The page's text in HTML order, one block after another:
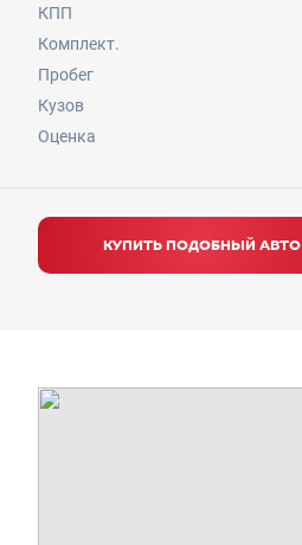
КПП
Комплект.
Пробег
Кузов
Оценка
КУПИТЬ ПОДОБНЫЙ АВТО